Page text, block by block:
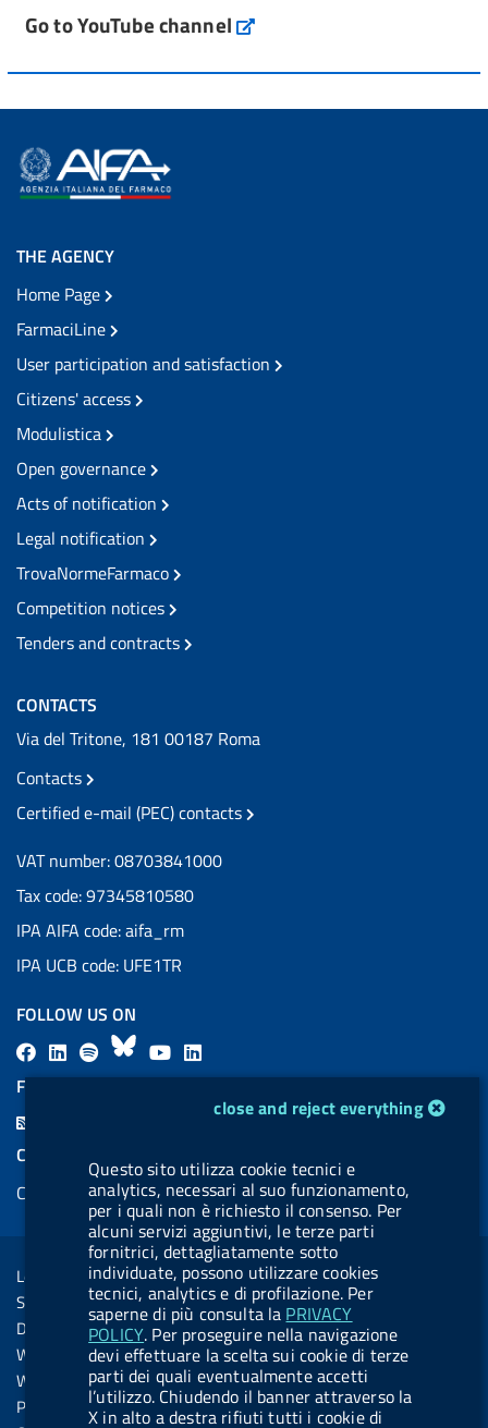
Go to YouTube channel
cookie management moduleclose and reject everything
Questo sito utilizza cookie tecnici e
analytics, necessari al suo funzionamento,
per i quali non è richiesto il consenso. Per
alcuni servizi aggiuntivi, le terze parti
fornitrici, dettagliatamente sotto
individuate, possono utilizzare cookies
tecnici, analytics e di profilazione. Per
saperne di più consulta la PRIVACY
POLICY. Per proseguire nella navigazione
devi effettuare la scelta sui cookie di terze
parti dei quali eventualmente accetti
l’utilizzo. Chiudendo il banner attraverso la
X in alto a destra rifiuti tutti i cookie di
THE AGENCY
Home Page
FarmaciLine
User participation and satisfaction
Citizens' access
Modulistica
Open governance
Acts of notification
Legal notification
TrovaNormeFarmaco
Competition notices
Tenders and contracts
CONTACTS
Via del Tritone, 181 00187 Roma
Contacts
Certified e-mail (PEC) contacts
VAT number: 08703841000
Tax code: 97345810580
IPA AIFA code: aifa_rm
IPA UCB code: UFE1TR
FOLLOW US ON
F
a
L
i
a
l
.
b
u
t
t
o
n
.
B
l
s
k
y
Y
o
u
b
e
i
e
d
i
n
FEED RSS
COOKIES
Cookie management
Sezione Link Utili
Legal notice
Social Media Policy
Dichiarazione di accessibilità
Web accessibility
Website statistics
Privacy